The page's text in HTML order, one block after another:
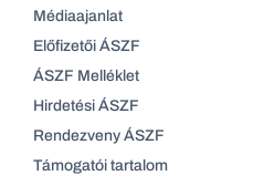
Médiaajanlat
Előfizetői ÁSZF
ÁSZF Melléklet
Hirdetési ÁSZF
Rendezveny ÁSZF
Támogatói tartalom